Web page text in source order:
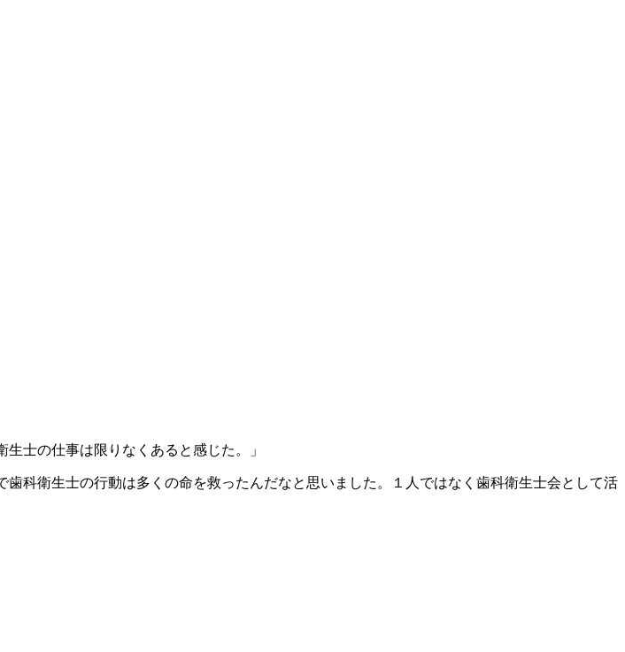
士の仕事は限りなくあると感じた。」
科衛生士の行動は多くの命を救ったんだなと思いました。１人ではなく歯科衛生士会として活